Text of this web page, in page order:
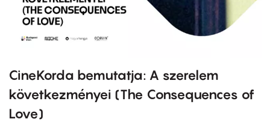
CineKorda bemutatja: A szerelem
következményei (The Consequences of
Love)